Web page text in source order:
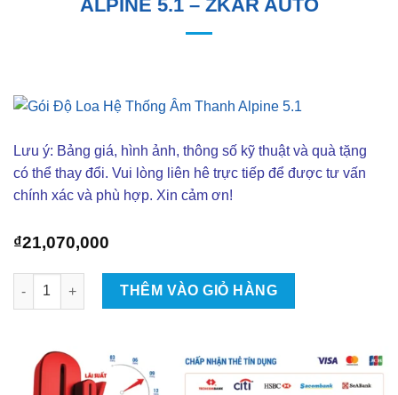
ALPINE 5.1 – ZKAR AUTO
Lưu ý: Bảng giá, hình ảnh, thông số kỹ thuật và quà tặng
có thể thay đổi. Vui lòng liên hê trực tiếp để được tư vấn
chính xác và phù hợp. Xin cảm ơn!
₫21,070,000
Gói Độ Loa Hệ Thống Âm Thanh Alpine 5.1 - ZKar Auto số
THÊM VÀO GIỎ HÀNG